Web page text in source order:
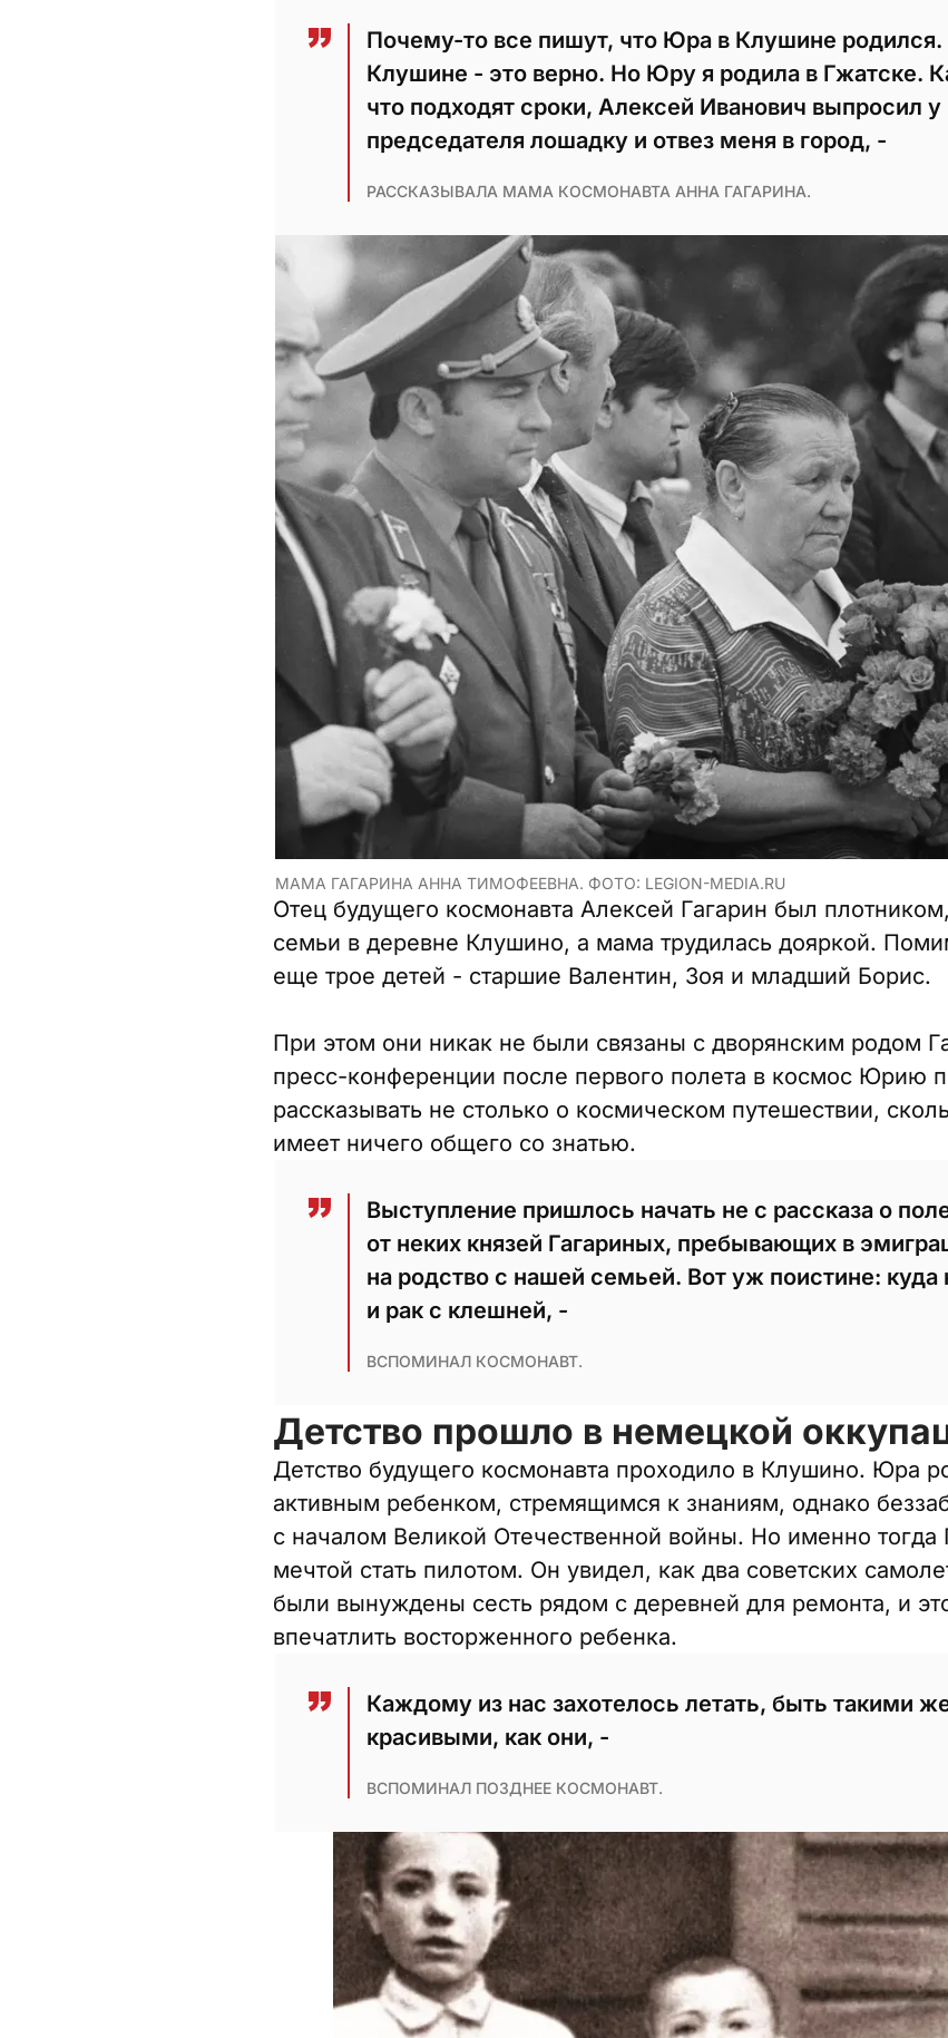
Почему-то все пишут, что Юра в Клушине
Клушине - это верно. Но Юру я родила в Гжатске.
что подходят сроки, Алексей Иванович выпросил у
председателя лошадку и отвез меня в город, -
РАССКАЗЫВАЛА МАМА КОСМОНАВТА АННА ГАГАРИНА.
МАМА ГАГАРИНА АННА ТИМОФЕЕВНА. ФОТО: LEGION-MEDIA.RU
Отец будущего космонавта Алексей Гагарин был
семьи в деревне Клушино, а мама трудилась дояркой.
еще трое детей - старшие Валентин, Зоя и младший Борис.
При этом они никак не были связаны с дворянским родом
пресс-конференции после первого полета в космос Юрию
рассказывать не столько о космическом путешествии,
имеет ничего общего со знатью.
Выступление пришлось начать не с рассказа о
от неких князей Гагариных, пребывающих в
на родство с нашей семьей. Вот уж поистине: куда
и рак с клешней, -
ВСПОМИНАЛ КОСМОНАВТ.
Детство прошло в немецкой
Детство будущего космонавта проходило в Клушино. Юра
активным ребенком, стремящимся к знаниям, однако
с началом Великой Отечественной войны. Но именно тогда
мечтой стать пилотом. Он увидел, как два советских
были вынуждены сесть рядом с деревней для ремонта, и
впечатлить восторженного ребенка.
Каждому из нас захотелось летать, быть такими
красивыми, как они, -
ВСПОМИНАЛ ПОЗДНЕЕ КОСМОНАВТ.